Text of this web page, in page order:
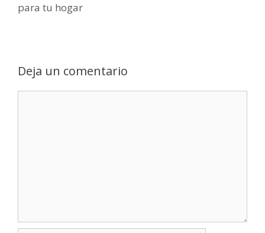
para tu hogar
Deja un comentario